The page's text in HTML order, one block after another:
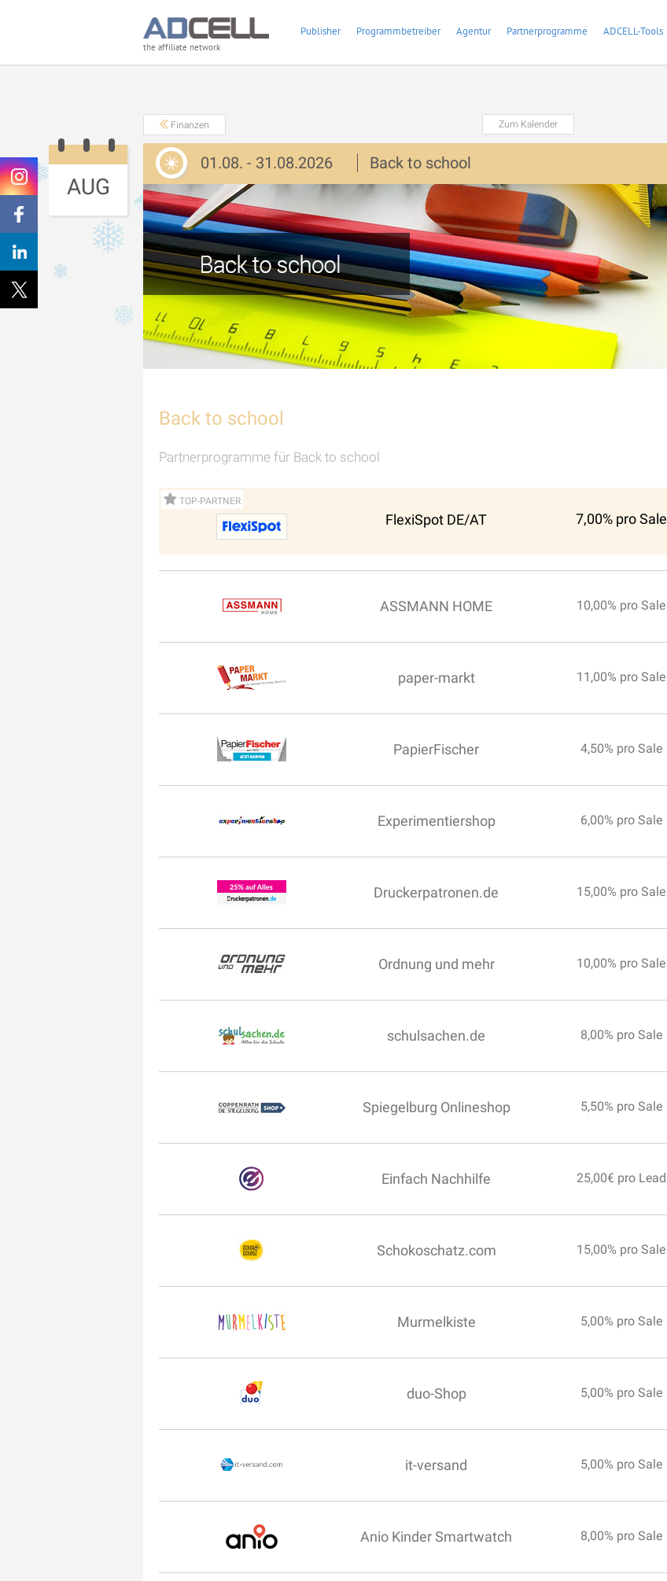
the affiliate network
Publisher Programmbetreiber Agentur Partnerprogramme ADCELL-Tools
AUG
Finanzen Zum Kalender
01.08. - 31.08.2026 Back to school
Back to school
Partnerprogramme für Back to school
TOP-PARTNER
FlexiSpot DE/AT 7,00% pro Sale
ASSMANN HOME 10,00% pro Sale
paper-markt 11,00% pro Sale
PapierFischer 4,50% pro Sale
Experimentiershop 6,00% pro Sale
Druckerpatronen.de 15,00% pro Sale
Ordnung und mehr 10,00% pro Sale
schulsachen.de 8,00% pro Sale
Spiegelburg Onlineshop 5,50% pro Sale
Einfach Nachhilfe 25,00€ pro Lead
Schokoschatz.com 15,00% pro Sale
Murmelkiste 5,00% pro Sale
duo-Shop 5,00% pro Sale
it-versand 5,00% pro Sale
Anio Kinder Smartwatch 8,00% pro Sale